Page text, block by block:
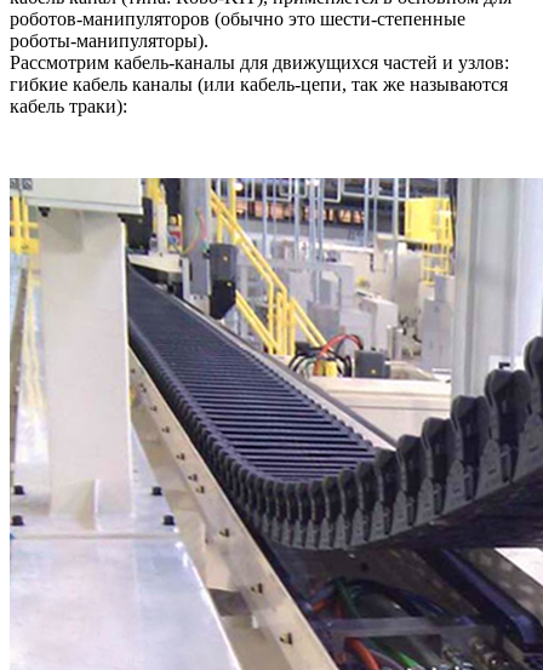
роботов-манипуляторов (обычно это шести-степенные
роботы-манипуляторы).
Рассмотрим кабель-каналы для движущихся частей и узлов:
гибкие кабель каналы (или кабель-цепи, так же называются
кабель траки):